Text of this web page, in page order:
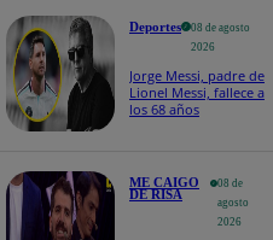
Deportes
08 de agosto
2026
Jorge Messi, padre de
Lionel Messi, fallece a
los 68 años
ME CAIGO
DE RISA
08 de
agosto
2026